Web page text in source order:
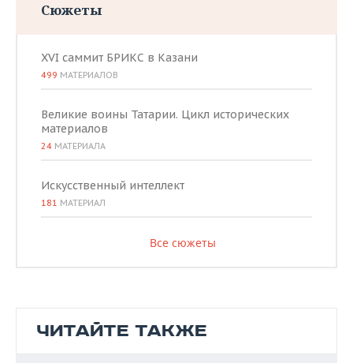
Сюжеты
XVI саммит БРИКС в Казани
499 МАТЕРИАЛОВ
Великие воины Татарии. Цикл исторических
материалов
24 МАТЕРИАЛА
Искусственный интеллект
181 МАТЕРИАЛ
Все сюжеты
ЧИТАЙТЕ ТАКЖЕ